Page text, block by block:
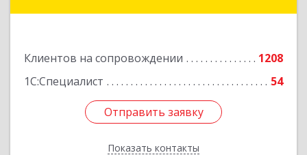
Клиентов на сопровождении
1208
1С:Специалист
54
Отправить заявку
Показать контакты
Отправить заявку
Назад